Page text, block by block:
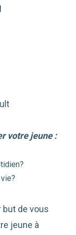
votre jeune :
but de vous
jeune à